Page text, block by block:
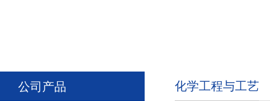
公司产品 化学工程与工艺